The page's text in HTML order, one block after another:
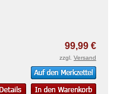
99,99 €
zzgl. Versand